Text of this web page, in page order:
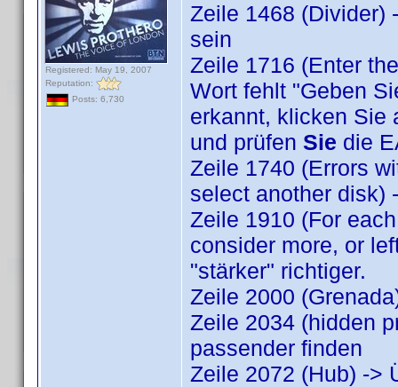
Registered: May 19, 2007
Reputation:
Posts: 6,730
Zeile 1468 (Divider)
sein
Zeile 1716 (Enter
Wort fehlt "Geben
erkannt, klicken Sie
und prüfen Sie die
Zeile 1740 (Errors
select another disk)
Zeile 1910 (For
consider more, or
"stärker" richtiger.
Zeile 2000
Zeile 2034 (hidden
passender finden
Zeile 2072 (Hub) ->